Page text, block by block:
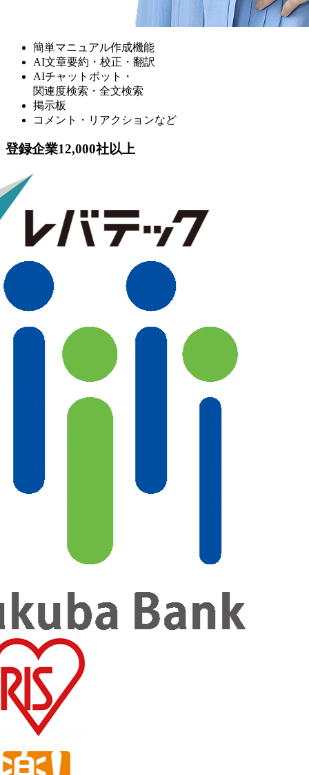
簡単マニュアル作成機能
AI文章要約・校正・翻訳
AIチャットボット・
関連度検索・全文検索
掲示板
コメント・リアクションなど
登録企業12,000社以上